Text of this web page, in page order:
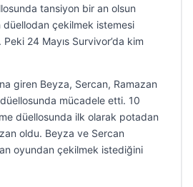
tansiyon bir an olsun
düellodan çekilmek istemesi
24 Mayıs Survivor’da kim
giren Beyza, Sercan, Ramazan
mücadele etti. 10
düellosunda ilk olarak potadan
oldu. Beyza ve Sercan
oyundan çekilmek istediğini